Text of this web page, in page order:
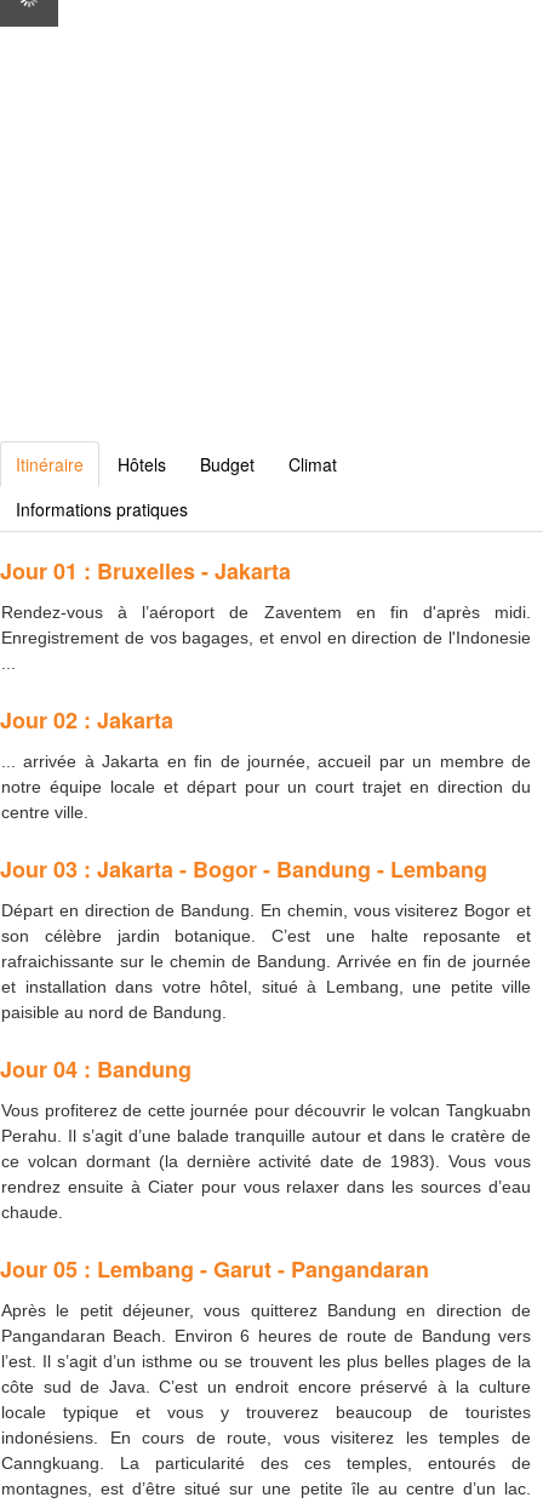
Itinéraire Hôtels Budget
Climat
Informations pratiques
Jour 01 : Bruxelles - Jakarta
Rendez-vous à l’aéroport de Zaventem en fin d'après midi.
Enregistrement de vos bagages, et envol en direction de l'Indonesie
...
Jour 02 : Jakarta
... arrivée à Jakarta en fin de journée, accueil par un membre de
notre équipe locale et départ pour un court trajet en direction du
centre ville.
Jour 03 : Jakarta - Bogor - Bandung - Lembang
Départ en direction de Bandung. En chemin, vous visiterez Bogor et
son célèbre jardin botanique. C’est une halte reposante et
rafraichissante sur le chemin de Bandung. Arrivée en fin de journée
et installation dans votre hôtel, situé à Lembang, une petite ville
paisible au nord de Bandung.
Jour 04 : Bandung
Vous profiterez de cette journée pour découvrir le volcan Tangkuabn
Perahu. Il s’agit d’une balade tranquille autour et dans le cratère de
ce volcan dormant (la dernière activité date de 1983). Vous vous
rendrez ensuite à Ciater pour vous relaxer dans les sources d’eau
chaude.
Jour 05 : Lembang - Garut - Pangandaran
Après le petit déjeuner, vous quitterez Bandung en direction de
Pangandaran Beach. Environ 6 heures de route de Bandung vers
l’est. Il s’agit d’un isthme ou se trouvent les plus belles plages de la
côte sud de Java. C’est un endroit encore préservé à la culture
locale typique et vous y trouverez beaucoup de touristes
indonésiens. En cours de route, vous visiterez les temples de
Canngkuang. La particularité des ces temples, entourés de
montagnes, est d’être situé sur une petite île au centre d’un lac.